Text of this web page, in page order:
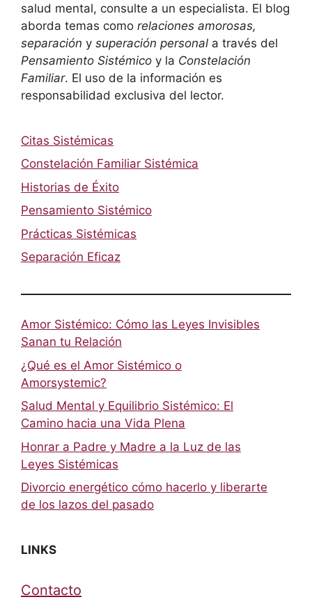
salud mental, consulte a un especialista. El blog
aborda temas como relaciones amorosas,
separación y superación personal a través del
Pensamiento Sistémico y la Constelación
Familiar. El uso de la información es
responsabilidad exclusiva del lector.
Citas Sistémicas
Constelación Familiar Sistémica
Historias de Éxito
Pensamiento Sistémico
Prácticas Sistémicas
Separación Eficaz
Amor Sistémico: Cómo las Leyes Invisibles
Sanan tu Relación
¿Qué es el Amor Sistémico o
Amorsystemic?
Salud Mental y Equilibrio Sistémico: El
Camino hacia una Vida Plena
Honrar a Padre y Madre a la Luz de las
Leyes Sistémicas
Divorcio energético cómo hacerlo y liberarte
de los lazos del pasado
LINKS
Contacto